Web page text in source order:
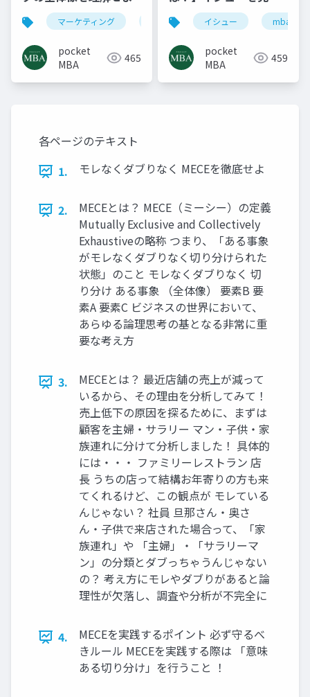
マーケティング セグメンテーション
pocket
MBA
465
めよ
イシュー mba
pocket
MBA
459
各ページのテキスト
1.
モレなくダブりなく MECEを徹底せよ
2.
MECEとは？ MECE（ミーシー）の定義
Mutually Exclusive and Collectively
Exhaustiveの略称 つまり、「ある事象
がモレなくダブりなく切り分けられた
状態」のこと モレなくダブりなく 切
り分け ある事象 （全体像） 要素B 要
素A 要素C ビジネスの世界において、
あらゆる論理思考の基となる非常に重
要な考え方
3.
MECEとは？ 最近店舗の売上が減って
いるから、その理由を分析してみて！
売上低下の原因を探るために、まずは
顧客を主婦・サラリー マン・子供・家
族連れに分けて分析しました！ 具体的
には・・・ ファミリーレストラン 店
長 うちの店って結構お年寄りの方も来
てくれるけど、この観点が モレている
んじゃない？ 社員 旦那さん・奥さ
ん・子供で来店された場合って、「家
族連れ」や 「主婦」・「サラリーマ
ン」の分類とダブっちゃうんじゃない
の？ 考え方にモレやダブりがあると論
理性が欠落し、調査や分析が不完全に
4.
MECEを実践するポイント 必ず守るべ
きルール MECEを実践する際は 「意味
ある切り分け」を行うこと ！